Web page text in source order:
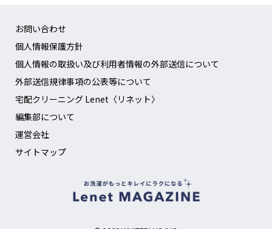
お問い合わせ
個人情報保護方針
個人情報の取扱い及び利用者情報の外部送信について
外部送信規律事項の公表等について
宅配クリーニング Lenet〈リネット〉
編集部について
運営会社
サイトマップ